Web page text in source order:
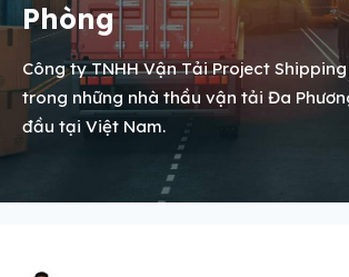
Phòng
Công ty TNHH Vận Tải Project
trong những nhà thầu vận tải Đa
đầu tại Việt Nam.